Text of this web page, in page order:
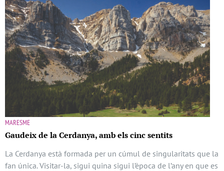
MARESME
Gaudeix de la Cerdanya, amb els cinc sentits
La Cerdanya està formada per un cúmul de singularitats que la
fan única. Visitar-la, sigui quina sigui l’època de l’any en que es